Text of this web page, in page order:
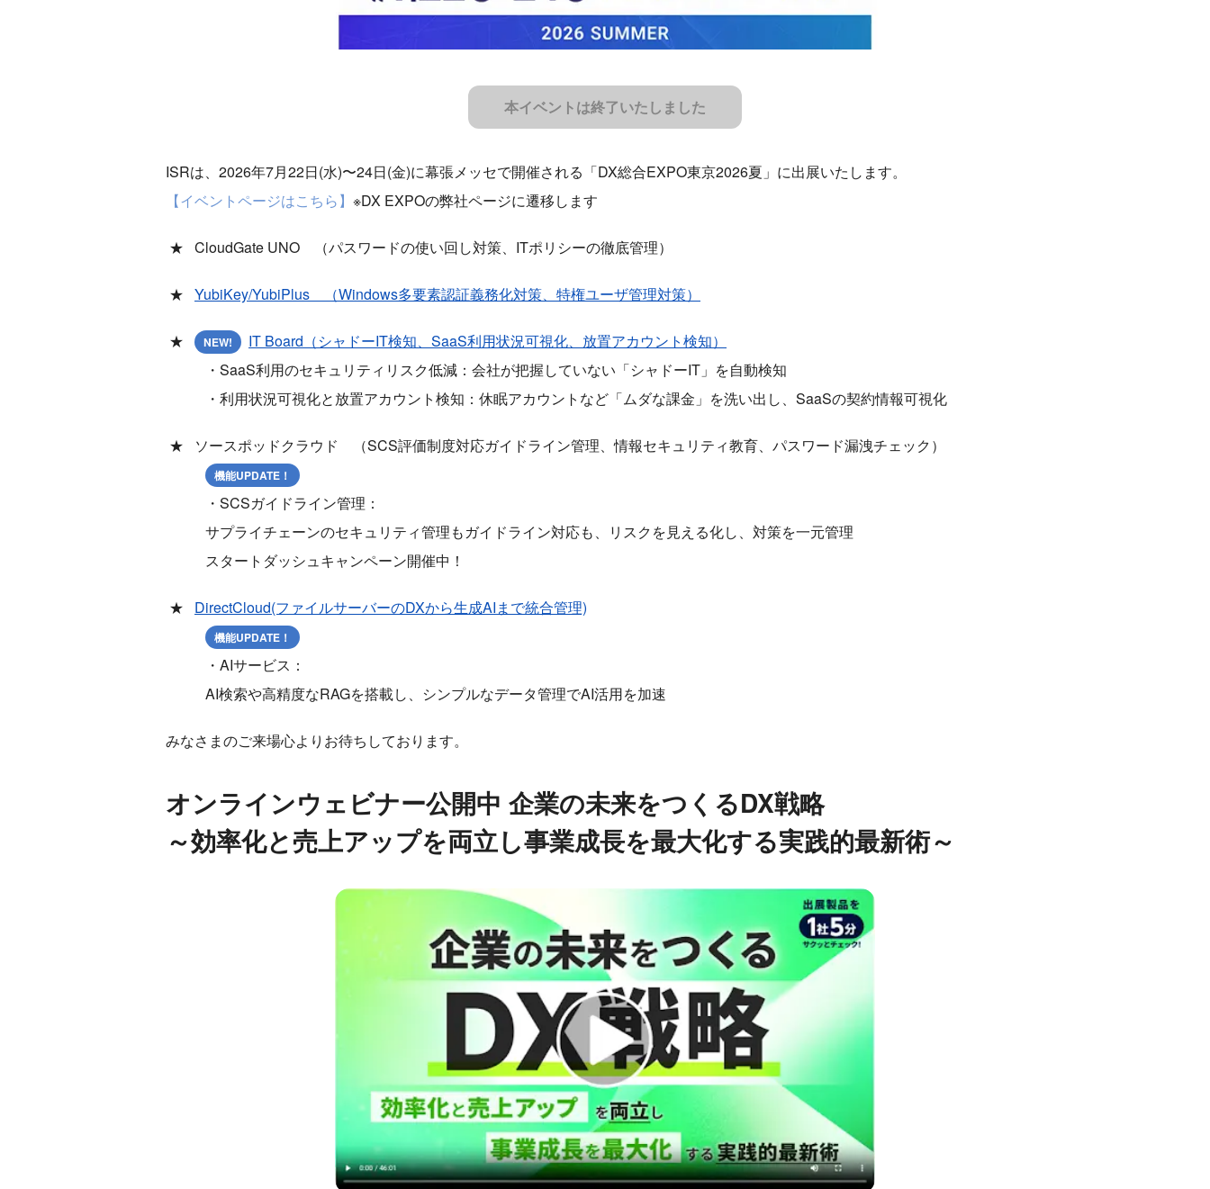
本イベントは終了いたしました
ISRは、2026年7月22日(水)〜24日(金)に幕張メッセで開催される「DX総合EXPO東京2026夏」に出展いたします。
【イベントページはこちら】 ※DX EXPOの弊社ページに遷移します
CloudGate UNO （パスワードの使い回し対策、ITポリシーの徹底管理）
YubiKey/YubiPlus （Windows多要素認証義務化対策、特権ユーザ管理対策）
NEW!
IT Board（シャドーIT検知、SaaS利用状況可視化、放置アカウント検知）
・SaaS利用のセキュリティリスク低減：会社が把握していない「シャドーIT」を自動検知
・利用状況可視化と放置アカウント検知：休眠アカウントなど「ムダな課金」を洗い出し、SaaSの契約情報可視化
ソースポッドクラウド （SCS評価制度対応ガイドライン管理、情報セキュリティ教育、パスワード漏洩チェック）
機能UPDATE！
・SCSガイドライン管理：
サプライチェーンのセキュリティ管理もガイドライン対応も、リスクを見える化し、対策を一元管理
スタートダッシュキャンペーン開催中！
DirectCloud(ファイルサーバーのDXから生成AIまで統合管理)
機能UPDATE！
・AIサービス：
AI検索や高精度なRAGを搭載し、シンプルなデータ管理でAI活用を加速
みなさまのご来場心よりお待ちしております。
オンラインウェビナー公開中 企業の未来をつくるDX戦略
～効率化と売上アップを両立し事業成長を最大化する実践的最新術～